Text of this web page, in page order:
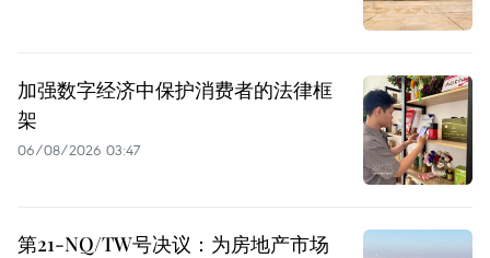
加强数字经济中保护消费者的法律框
架
06/08/2026 03:47
第21-NQ/TW号决议：为房地产市场